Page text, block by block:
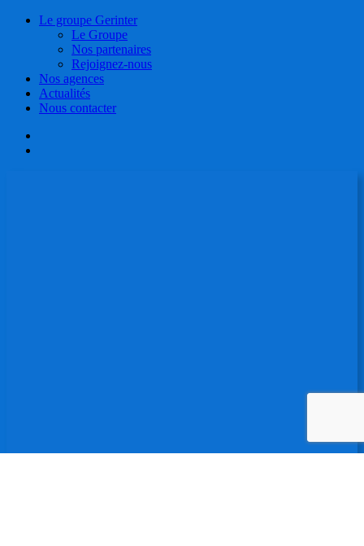
Le groupe Gerinter
Le Groupe
Nos partenaires
Rejoignez-nous
Nos agences
Actualités
Nous contacter